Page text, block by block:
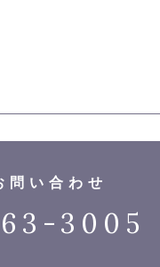
問い合わせ
3005